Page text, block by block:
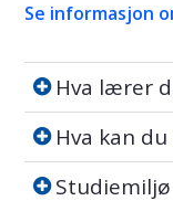
Se informasjon
Hva lærer du?
Hva lærer
Hva kan du
Hva kan du
Studiemiljø
Studiemiljø